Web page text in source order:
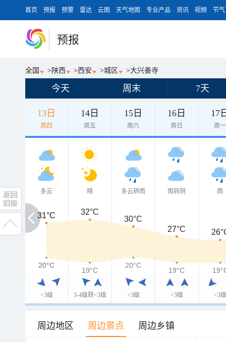
首页 预报 预警 雷达 云图 天气地图 专业产品 资讯 视频 节气
预报
全国 > 陕西 >西安 >城区 >大兴善寺
今天 周末 7天
13日
周四
14日
周五
15日
周六
16日
周日
17
周一
多云
<3级
晴
3-4级转<3级
多云转雨
<3级
雨转阴
<3级
雨
<3级
31°C
31°C 32°C
30°C
27°C
20°C
20°C
19°C
20°C
19°C
周边地区 周边景点 周边乡镇